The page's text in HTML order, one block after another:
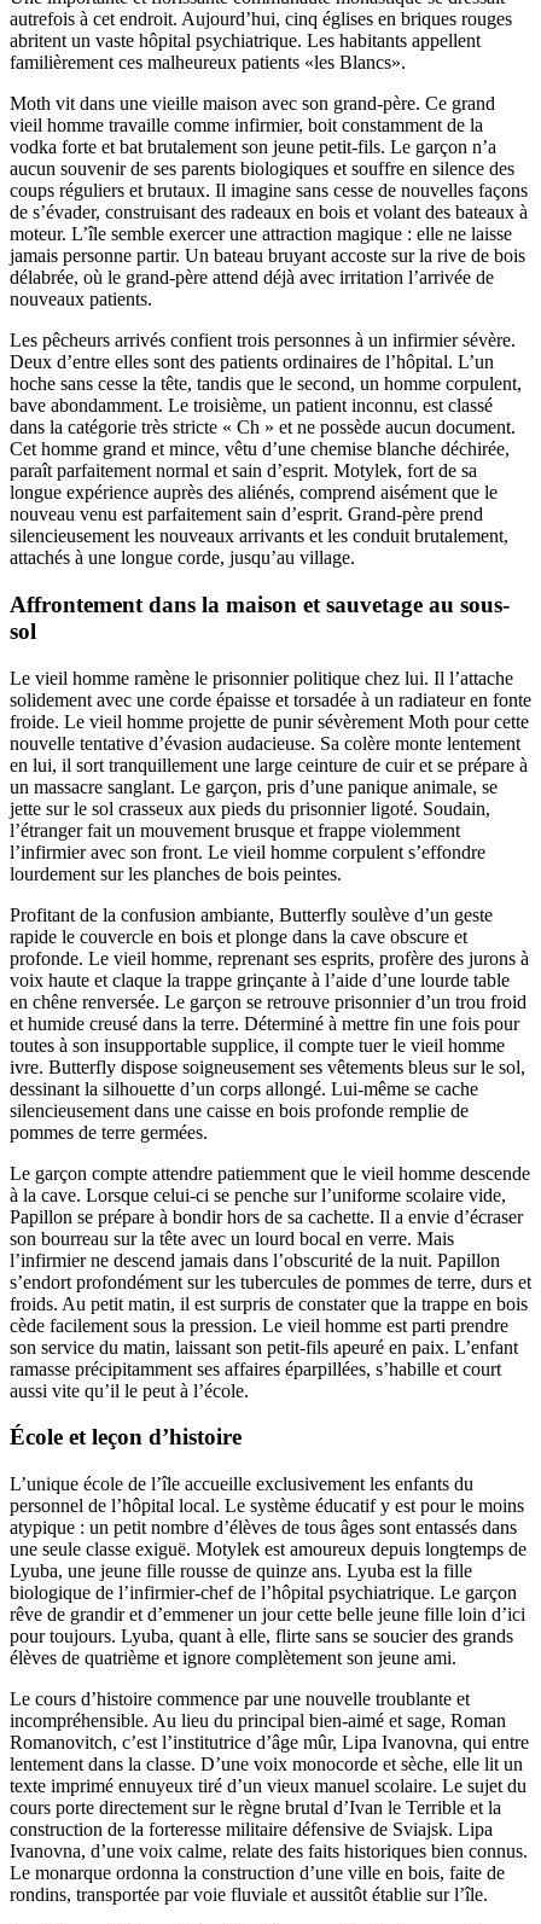
autrefois à cet endroit. Aujourd’hui, cinq églises en briques rouges
abritent un vaste hôpital psychiatrique. Les habitants appellent
familièrement ces malheureux patients «les Blancs».
Moth vit dans une vieille maison avec son grand-père. Ce grand
vieil homme travaille comme infirmier, boit constamment de la
vodka forte et bat brutalement son jeune petit-fils. Le garçon n’a
aucun souvenir de ses parents biologiques et souffre en silence des
coups réguliers et brutaux. Il imagine sans cesse de nouvelles façons
de s’évader, construisant des radeaux en bois et volant des bateaux à
moteur. L’île semble exercer une attraction magique : elle ne laisse
jamais personne partir. Un bateau bruyant accoste sur la rive de bois
délabrée, où le grand-père attend déjà avec irritation l’arrivée de
nouveaux patients.
Les pêcheurs arrivés confient trois personnes à un infirmier sévère.
Deux d’entre elles sont des patients ordinaires de l’hôpital. L’un
hoche sans cesse la tête, tandis que le second, un homme corpulent,
bave abondamment. Le troisième, un patient inconnu, est classé
dans la catégorie très stricte « Ch » et ne possède aucun document.
Cet homme grand et mince, vêtu d’une chemise blanche déchirée,
paraît parfaitement normal et sain d’esprit. Motylek, fort de sa
longue expérience auprès des aliénés, comprend aisément que le
nouveau venu est parfaitement sain d’esprit. Grand-père prend
silencieusement les nouveaux arrivants et les conduit brutalement,
attachés à une longue corde, jusqu’au village.
Affrontement dans la maison et sauvetage au sous-
sol
Le vieil homme ramène le prisonnier politique chez lui. Il l’attache
solidement avec une corde épaisse et torsadée à un radiateur en fonte
froide. Le vieil homme projette de punir sévèrement Moth pour cette
nouvelle tentative d’évasion audacieuse. Sa colère monte lentement
en lui, il sort tranquillement une large ceinture de cuir et se prépare à
un massacre sanglant. Le garçon, pris d’une panique animale, se
jette sur le sol crasseux aux pieds du prisonnier ligoté. Soudain,
l’étranger fait un mouvement brusque et frappe violemment
l’infirmier avec son front. Le vieil homme corpulent s’effondre
lourdement sur les planches de bois peintes.
Profitant de la confusion ambiante, Butterfly soulève d’un geste
rapide le couvercle en bois et plonge dans la cave obscure et
profonde. Le vieil homme, reprenant ses esprits, profère des jurons à
voix haute et claque la trappe grinçante à l’aide d’une lourde table
en chêne renversée. Le garçon se retrouve prisonnier d’un trou froid
et humide creusé dans la terre. Déterminé à mettre fin une fois pour
toutes à son insupportable supplice, il compte tuer le vieil homme
ivre. Butterfly dispose soigneusement ses vêtements bleus sur le sol,
dessinant la silhouette d’un corps allongé. Lui-même se cache
silencieusement dans une caisse en bois profonde remplie de
pommes de terre germées.
Le garçon compte attendre patiemment que le vieil homme descende
à la cave. Lorsque celui-ci se penche sur l’uniforme scolaire vide,
Papillon se prépare à bondir hors de sa cachette. Il a envie d’écraser
son bourreau sur la tête avec un lourd bocal en verre. Mais
l’infirmier ne descend jamais dans l’obscurité de la nuit. Papillon
s’endort profondément sur les tubercules de pommes de terre, durs et
froids. Au petit matin, il est surpris de constater que la trappe en bois
cède facilement sous la pression. Le vieil homme est parti prendre
son service du matin, laissant son petit-fils apeuré en paix. L’enfant
ramasse précipitamment ses affaires éparpillées, s’habille et court
aussi vite qu’il le peut à l’école.
École et leçon d’histoire
L’unique école de l’île accueille exclusivement les enfants du
personnel de l’hôpital local. Le système éducatif y est pour le moins
atypique : un petit nombre d’élèves de tous âges sont entassés dans
une seule classe exiguë. Motylek est amoureux depuis longtemps de
Lyuba, une jeune fille rousse de quinze ans. Lyuba est la fille
biologique de l’infirmier-chef de l’hôpital psychiatrique. Le garçon
rêve de grandir et d’emmener un jour cette belle jeune fille loin d’ici
pour toujours. Lyuba, quant à elle, flirte sans se soucier des grands
élèves de quatrième et ignore complètement son jeune ami.
Le cours d’histoire commence par une nouvelle troublante et
incompréhensible. Au lieu du principal bien-aimé et sage, Roman
Romanovitch, c’est l’institutrice d’âge mûr, Lipa Ivanovna, qui entre
lentement dans la classe. D’une voix monocorde et sèche, elle lit un
texte imprimé ennuyeux tiré d’un vieux manuel scolaire. Le sujet du
cours porte directement sur le règne brutal d’Ivan le Terrible et la
construction de la forteresse militaire défensive de Sviajsk. Lipa
Ivanovna, d’une voix calme, relate des faits historiques bien connus.
Le monarque ordonna la construction d’une ville en bois, faite de
rondins, transportée par voie fluviale et aussitôt établie sur l’île.